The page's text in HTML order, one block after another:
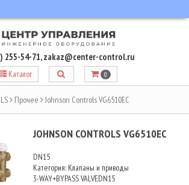
255-54-71,zakaz@center-control.ru
Каталог 0
Прочее Johnson Controls VG6510EC
JOHNSON CONTROLS VG6510EC
DN15
Категория: Клапаны и приводы
3-WAY+BYPASS VALVEDN15